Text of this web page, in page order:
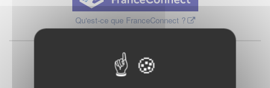
Qu'est-ce que FranceConnect ?